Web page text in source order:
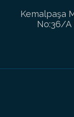
Kemalpaşa
No:36/A